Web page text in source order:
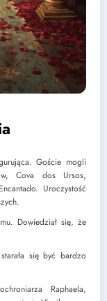
Goście mogli
Cova dos Ursos,
Uroczystość
Dowiedział się, że
się być bardzo
Raphaela,